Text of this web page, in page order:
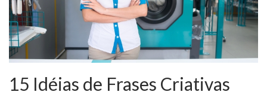
15 Idéias de Frases Criativas